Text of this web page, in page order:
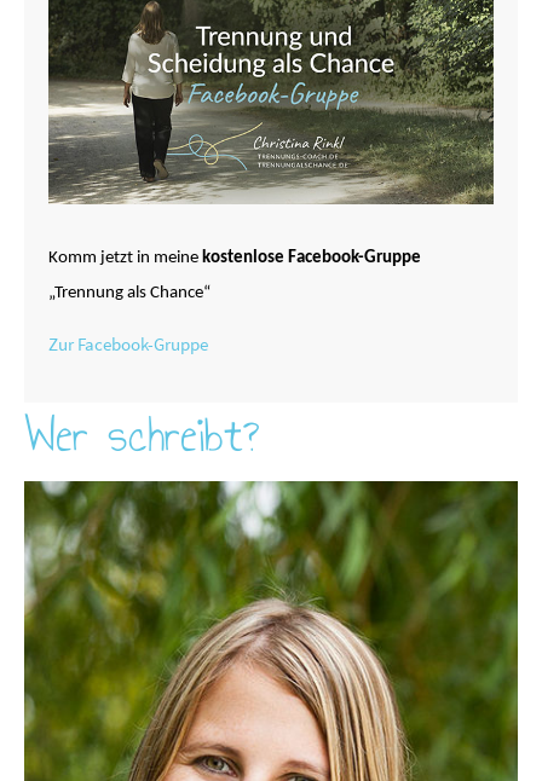
Komm jetzt in meine kostenlose Facebook-Gruppe
„Trennung als Chance“
Zur Facebook-Gruppe
Wer schreibt?